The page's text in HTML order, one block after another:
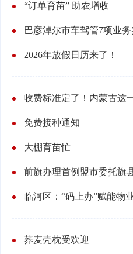
“订单育苗” 助农增收
巴彦淖尔市车驾管7项业
2026年放假日历来了！
收费标准定了！内蒙古这
免费接种通知
大棚育苗忙
临河区：“码上办”赋能物
荞麦壳枕受欢迎